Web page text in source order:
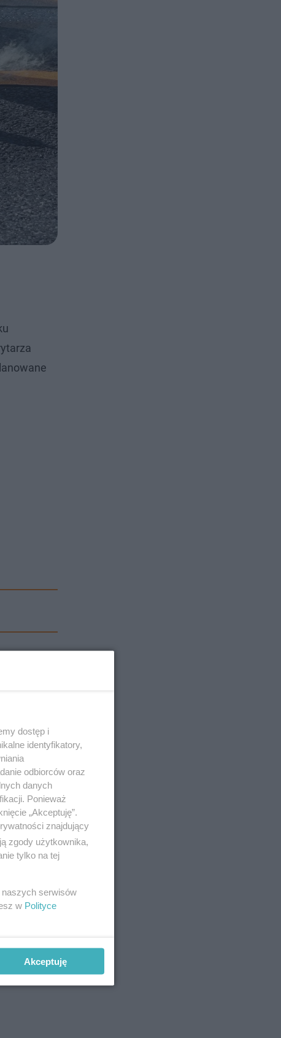
Zachód
dostęp i
identyfikatory,
odbiorców oraz
danych
Ponieważ
„Akceptuję”.
znajdujący
zgody użytkownika,
tylko na tej
naszych serwisów
w Polityce
Akceptuję